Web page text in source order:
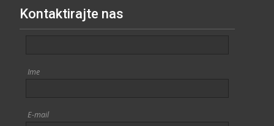
Kontaktirajte nas
Ime
E-mail